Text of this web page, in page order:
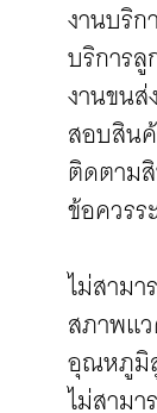
งานบริก
บริการลู
งานขน
สอบสิน
ติดตาม
ข้อควรร
ไม่สามา
สภาพแ
อุณหภูมิ
ไม่สามา